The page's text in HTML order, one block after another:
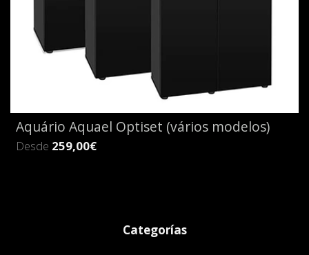
Aquário Aquael Optiset (vários modelos)
Desde 259,00€
Categorías